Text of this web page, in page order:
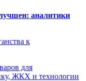
аналитики
к
для
ЖКХ и технологии